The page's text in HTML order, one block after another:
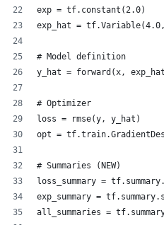
exp = tf.constant(2.0)
exp_hat = tf.Variable(4.0,
# Model definition
y_hat = forward(x,
# Optimizer
loss = rmse(y, y_hat)
opt =
# Summaries (NEW)
loss_summary =
exp_summary =
all_summaries =